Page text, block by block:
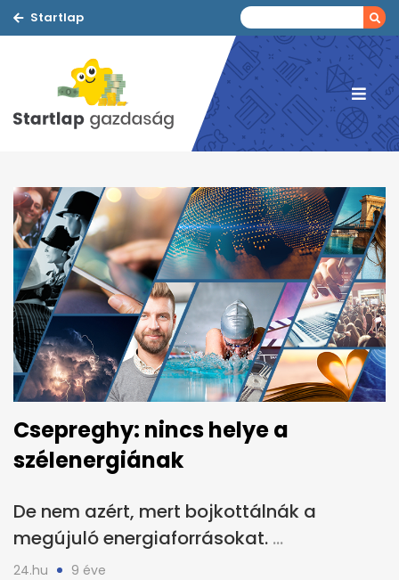
Startlap
Csepreghy: nincs helye a
szélenergiának
De nem azért, mert bojkottálnák a
megújuló energiaforrásokat.
24.hu 9 éve